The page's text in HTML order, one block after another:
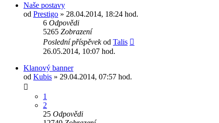
Naše postavy
od Prestigo » 28.04.2014, 18:24 hod.
6 Odpovědi
5265 Zobrazení
Poslední příspěvekod Talis
26.05.2014, 10:07 hod.
Klanový banner
od Kubis » 29.04.2014, 07:57 hod.
1
2
25 Odpovědi